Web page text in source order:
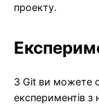
проекту.
З Git ви можете
експериментів